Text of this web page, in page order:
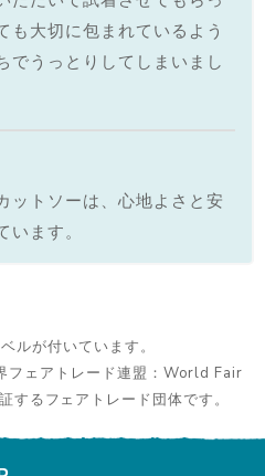
も大切に包まれているよう
でうっとりしてしまいまし
ットソーは、心地よさと安
ます。
ルが付いています。
フェアトレード連盟：World Fair
るフェアトレード団体です。